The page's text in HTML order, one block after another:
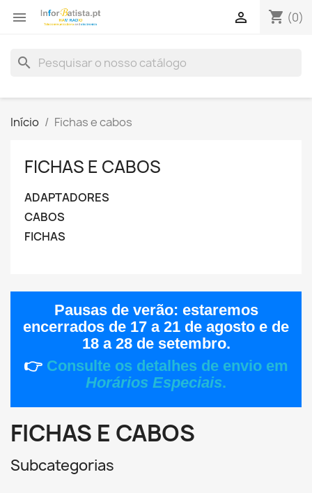
 shopping_cart (0)

search
Início Fichas e cabos
FICHAS E CABOS
ADAPTADORES
CABOS
FICHAS
Pausas de verão: estaremos
encerrados de 17 a 21 de agosto e de
18 a 28 de setembro.
👉 Consulte os detalhes de envio em
Horários Especiais.
FICHAS E CABOS
Subcategorias